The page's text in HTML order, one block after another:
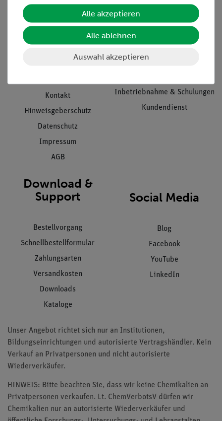
Kontakt
Hinweisgeberschutz
Datenschutz
Impressum
AGB
Übersicht Service
Inbetriebnahme & Schulungen
Kundendienst
Download &
Support
Bestellvorgang
Schnellbestellformular
Zahlungsarten
Versandkosten
Downloads
Kataloge
Social Media
Blog
Facebook
YouTube
LinkedIn
Unser Angebot richtet sich nur an Institutionen,
Bildungseinrichtungen und autorisierte Vertragshändler. Kein
Verkauf an Privatpersonen und nicht autorisierte
Wiederverkäufer.
HINWEIS: Bitte beachten Sie, dass wir keine Chemikalien an
Privatpersonen verkaufen. Lt. ChemVerbotsV dürfen wir
Chemikalien nur an autorisierte Wiederverkäufer und
Alle akzeptieren
Alle ablehnen
Auswahl akzeptieren